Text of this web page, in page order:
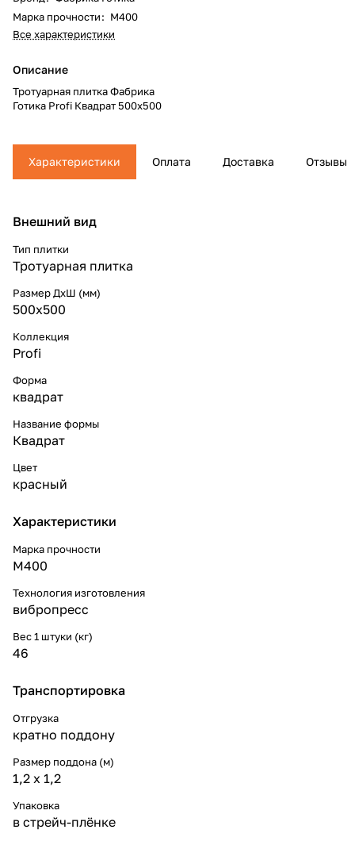
Марка прочности: М400
Все характеристики
Описание
Тротуарная плитка Фабрика
Готика Profi Квадрат 500x500
Характеристики Оплата Доставка Отзывы
Внешний вид
Тип плитки
Тротуарная плитка
Размер ДхШ (мм)
500x500
Коллекция
Profi
Форма
квадрат
Название формы
Квадрат
Цвет
красный
Характеристики
Марка прочности
М400
Технология изготовления
вибропресс
Вес 1 штуки (кг)
46
Транспортировка
Отгрузка
кратно поддону
Размер поддона (м)
1,2 x 1,2
Упаковка
в стрейч-плёнке